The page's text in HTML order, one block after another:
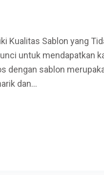
Kualitas Sablon yang
untuk mendapatkan
dengan sablon
dan…